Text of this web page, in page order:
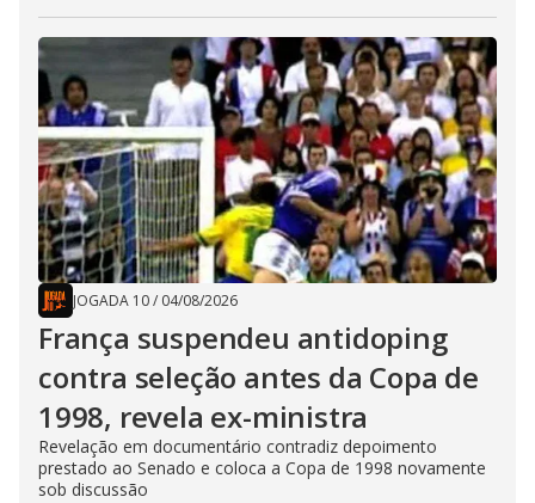
JOGADA 10/ 04/08/2026
França suspendeu antidoping
contra seleção antes da Copa de
1998, revela ex-ministra
Revelação em documentário contradiz depoimento
prestado ao Senado e coloca a Copa de 1998 novamente
sob discussão